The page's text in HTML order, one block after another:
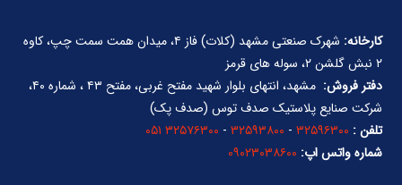
کارخانه:
شهرک صنعتی مشهد (کلات) فاز ۴، میدان همت سمت چپ، کاوه
۲ نبش گلشن ۲، سوله های قرمز
دفتر فروش:
مشهد، انتهای بلوار شهید مفتح غربی، مفتح ۴۳ ، شماره ۴۰،
شرکت صنایع پلاستیک صدف توس (صدف پک)
تلفن : ۳۲۵۹۶۳۰۰ - ۳۲۵۹۳۸۰۰ - ۳۲۵۷۶۳۰۰ ۰۵۱
شماره واتس اپ: ۰۹۰۲۳۰۳۸۶۰۰